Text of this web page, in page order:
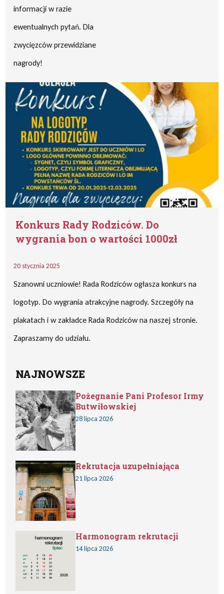
informacji w razie
ewentualnych pytań. Dla
zwycięzców przewidziane
nagrody!
Konkurs Rady Rodziców. Do
wygrania bon o wartości 1000zł
20 stycznia 2025
Szanowni uczniowie! Rada Rodziców ogłasza konkurs na
logotyp. Do wygrania atrakcyjne nagrody. Szczegóły na
plakatach i w zakładce Rada Rodziców na naszej stronie.
Zapraszamy do udziału.
NAJNOWSZE
Pożegnanie Pani Profesor Irmy
Butwiłowskiej
28 lipca 2026
Rekrutacja uzupełniająca
21 lipca 2026
Harmonogram rekrutacji
14 lipca 2026